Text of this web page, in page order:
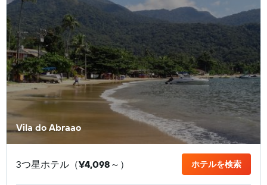
Vila do Abraao
3つ星ホテル（¥4,098 ​～） ホテルを検索